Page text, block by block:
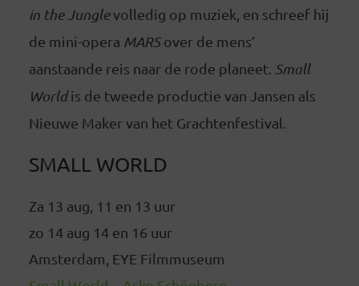
in the Junglevolledig op muziek, en schreef hij
de mini-opera MARSover de mens’
aanstaande reis naar de rode planeet. Small
Worldis de tweede productie van Jansen als
Nieuwe Maker van het Grachtenfestival.
SMALL WORLD
Za 13 aug, 11 en 13 uur
zo 14 aug 14 en 16 uur
Amsterdam, EYE Filmmuseum